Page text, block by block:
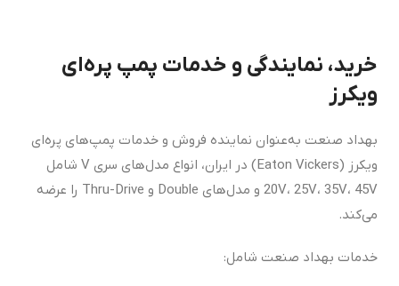
خرید، نمایندگی و خدمات پمپ پره‌ای
ویکرز
بهداد صنعت به‌عنوان نماینده فروش و خدمات پمپ‌های پره‌ای
ویکرز (Eaton Vickers) در ایران، انواع مدل‌های سری V شامل
20V، 25V، 35V، 45V و مدل‌های Double و Thru-Drive را عرضه
می‌کند.
خدمات بهداد صنعت شامل: